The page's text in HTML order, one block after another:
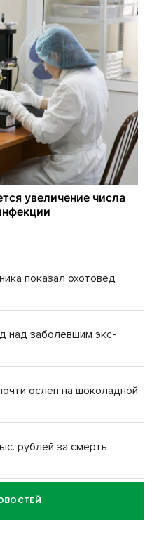
показал охотовед
над заболевшим экс-
ослеп на шоколадной
рублей за смерть
за смерть